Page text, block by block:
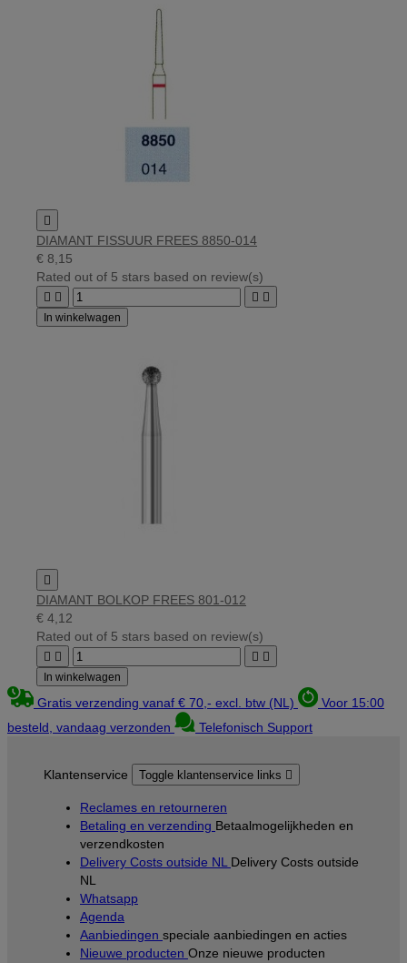

DIAMANT FISSUUR FREES 8850-014
€ 8,15
Rated out of 5 stars based on review(s)
   
In winkelwagen

DIAMANT BOLKOP FREES 801-012
€ 4,12
Rated out of 5 stars based on review(s)
   
In winkelwagen
Gratis verzending vanaf € 70,- excl. btw (NL)
Voor 15:00
besteld, vandaag verzonden
Telefonisch Support
Klantenservice Toggle klantenservice links 
Reclames en retourneren
Betaling en verzending Betaalmogelijkheden en
verzendkosten
Delivery Costs outside NL Delivery Costs outside
NL
Whatsapp
Agenda
Aanbiedingen speciale aanbiedingen en acties
Nieuwe producten Onze nieuwe producten